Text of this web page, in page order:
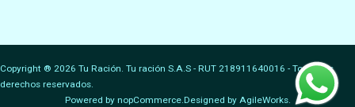
Copyright ® 2026 Tu Ración. Tu ración S.A.S - RUT 218911640016 - Todos los
derechos reservados.
Powered by nopCommerce.Designed by AgileWorks.